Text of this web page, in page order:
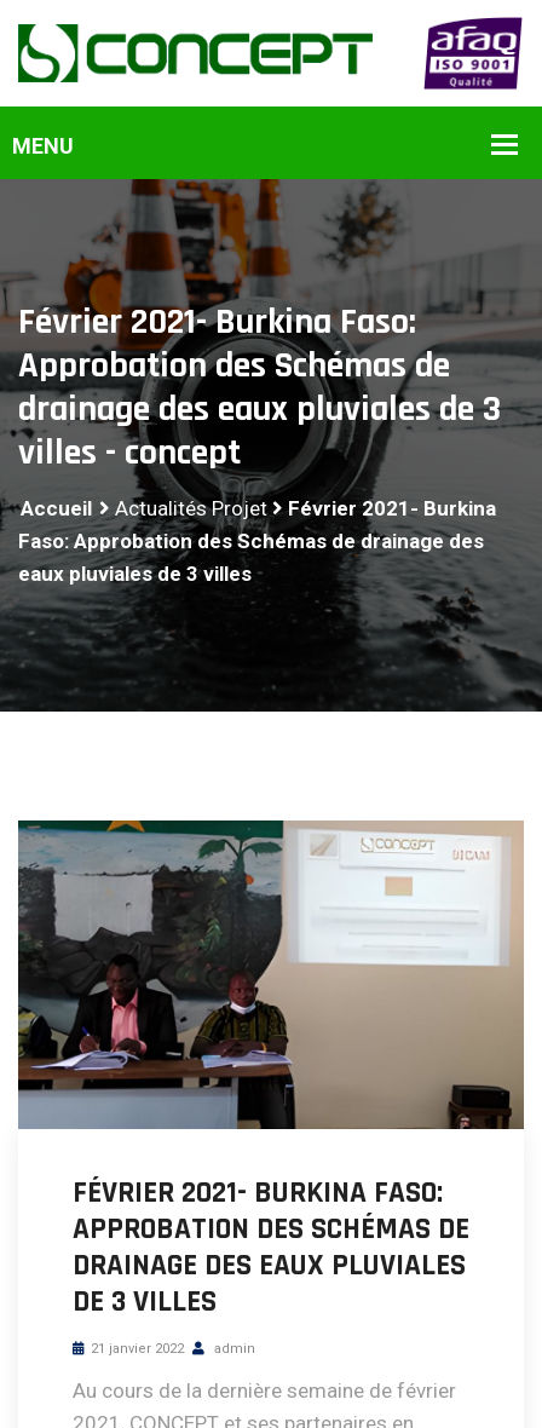
Février 2021- Burkina Faso:
Approbation des Schémas de
drainage des eaux pluviales de 3
villes - concept
Accueil Actualités Projet
Février 2021- Burkina
Faso: Approbation des Schémas de drainage des
eaux pluviales de 3 villes
FÉVRIER 2021- BURKINA FASO:
APPROBATION DES SCHÉMAS DE
DRAINAGE DES EAUX PLUVIALES
DE 3 VILLES
21 janvier 2022 admin
Au cours de la dernière semaine de février